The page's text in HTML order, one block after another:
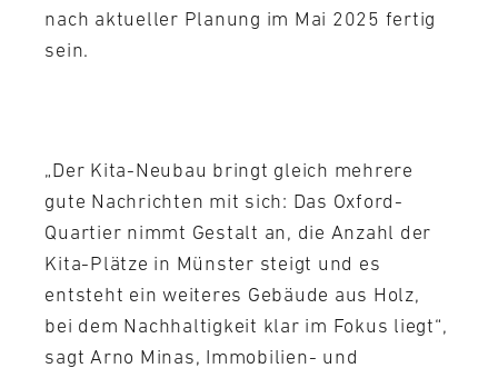
nach aktueller Planung im Mai 2025 fertig
sein.
„Der Kita-Neubau bringt gleich mehrere
gute Nachrichten mit sich: Das Oxford-
Quartier nimmt Gestalt an, die Anzahl der
Kita-Plätze in Münster steigt und es
entsteht ein weiteres Gebäude aus Holz,
bei dem Nachhaltigkeit klar im Fokus liegt“,
sagt Arno Minas, Immobilien- und